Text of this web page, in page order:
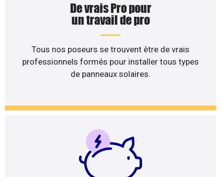
De vrais Pro pour
un travail de pro
Tous nos poseurs se trouvent être de vrais
professionnels formés pour installer tous types
de panneaux solaires.